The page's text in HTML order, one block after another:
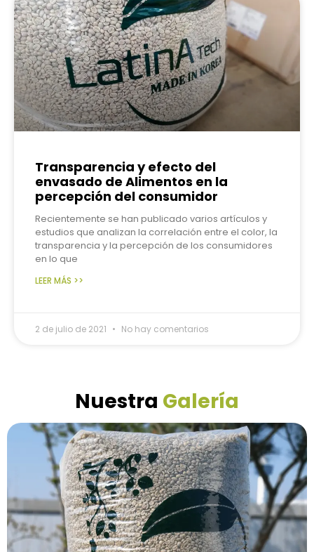
Transparencia y efecto del
envasado de Alimentos en la
percepción del consumidor
Recientemente se han publicado varios artículos y
estudios que analizan la correlación entre el color, la
transparencia y la percepción de los consumidores
en lo que
LEER MÁS >>
2 de julio de 2021 No hay comentarios
Nuestra Galería